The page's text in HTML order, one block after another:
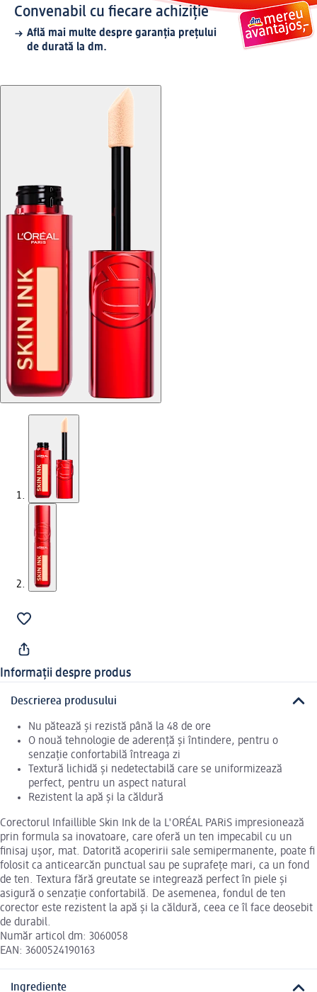
Convenabil cu fiecare achiziție
Află mai multe despre garanția prețului
de durată la dm.
Informații despre produs
Descrierea produsului
Nu pătează și rezistă până la 48 de ore
O nouă tehnologie de aderență și întindere, pentru o
senzație confortabilă întreaga zi
Textură lichidă și nedetectabilă care se uniformizează
perfect, pentru un aspect natural
Rezistent la apă și la căldură
Corectorul Infaillible Skin Ink de la L'ORÉAL PARiS impresionează
prin formula sa inovatoare, care oferă un ten impecabil cu un
finisaj ușor, mat. Datorită acoperirii sale semipermanente, poate fi
folosit ca anticearcăn punctual sau pe suprafețe mari, ca un fond
de ten. Textura fără greutate se integrează perfect în piele și
asigură o senzație confortabilă. De asemenea, fondul de ten
corector este rezistent la apă și la căldură, ceea ce îl face deosebit
de durabil.
Număr articol dm: 3060058
EAN: 3600524190163
Ingrediente